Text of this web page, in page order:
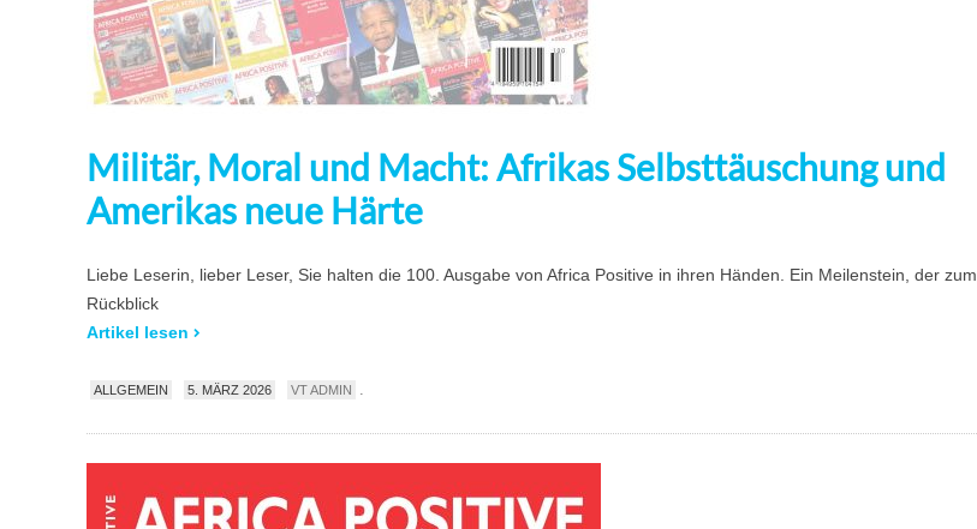
Militär, Moral und Macht: Afrikas Selbsttäuschung und
Amerikas neue Härte
Liebe Leserin, lieber Leser, Sie halten die 100. Ausgabe von Africa Positive in ihren Händen. Ein Meilenstein, der zum
Rückblick
Artikel lesen
ALLGEMEIN 5. MÄRZ 2026 VT ADMIN .